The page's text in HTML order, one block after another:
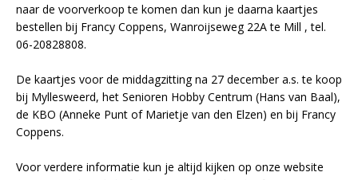
naar de voorverkoop te komen dan kun je daarna kaartjes
bestellen bij Francy Coppens, Wanroijseweg 22A te Mill , tel.
06-20828808.
De kaartjes voor de middagzitting na 27 december a.s. te koop
bij Myllesweerd, het Senioren Hobby Centrum (Hans van Baal),
de KBO (Anneke Punt of Marietje van den Elzen) en bij Francy
Coppens.
Voor verdere informatie kun je altijd kijken op onze website